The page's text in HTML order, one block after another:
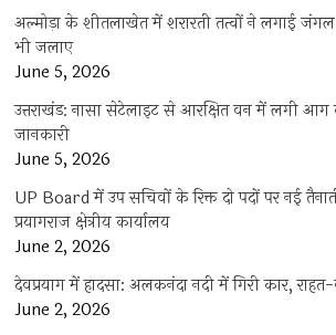
अल्मोड़ा के शीतलाखेत में शरारती तत्वों ने लगाई
भी जलाए
June 5, 2026
उत्तराखंड: नासा सेटेलाइट से आरक्षित वन में लगी
जानकारी
June 5, 2026
UP Board में उप सचिवों के रिक्त दो पदों पर नई
प्रयागराज क्षेत्रीय कार्यालय
June 2, 2026
देवप्रयाग में हादसा: अलकनंदा नदी में गिरी कार,
June 2, 2026